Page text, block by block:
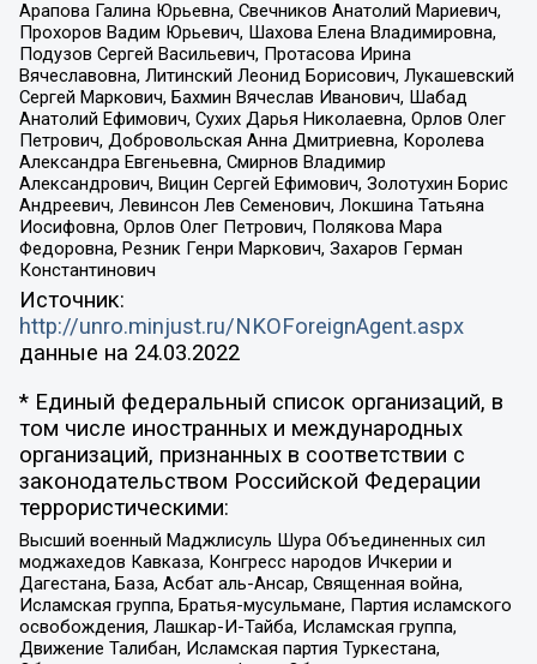
Арапова Галина Юрьевна, Свечников Анатолий Мариевич,
Прохоров Вадим Юрьевич, Шахова Елена Владимировна,
Подузов Сергей Васильевич, Протасова Ирина
Вячеславовна, Литинский Леонид Борисович, Лукашевский
Сергей Маркович, Бахмин Вячеслав Иванович, Шабад
Анатолий Ефимович, Сухих Дарья Николаевна, Орлов Олег
Петрович, Добровольская Анна Дмитриевна, Королева
Александра Евгеньевна, Смирнов Владимир
Александрович, Вицин Сергей Ефимович, Золотухин Борис
Андреевич, Левинсон Лев Семенович, Локшина Татьяна
Иосифовна, Орлов Олег Петрович, Полякова Мара
Федоровна, Резник Генри Маркович, Захаров Герман
Константинович
Источник:
http://unro.minjust.ru/NKOForeignAgent.aspx
данные на 24.03.2022
* Единый федеральный список организаций, в
том числе иностранных и международных
организаций, признанных в соответствии с
законодательством Российской Федерации
террористическими:
Высший военный Маджлисуль Шура Объединенных сил
моджахедов Кавказа, Конгресс народов Ичкерии и
Дагестана, База, Асбат аль-Ансар, Священная война,
Исламская группа, Братья-мусульмане, Партия исламского
освобождения, Лашкар-И-Тайба, Исламская группа,
Движение Талибан, Исламская партия Туркестана,